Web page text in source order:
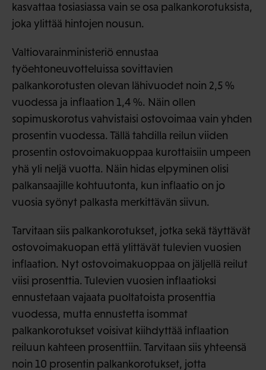
kasvattaa tosiasiassa vain se osa palkankorotuksista,
joka ylittää hintojen nousun.
Valtiovarainministeriö ennustaa
työehtoneuvotteluissa sovittavien
palkankorotusten olevan lähivuodet noin 2,5 %
vuodessa ja inflaation 1,4 %. Näin ollen
sopimuskorotus vahvistaisi ostovoimaa vain yhden
prosentin vuodessa. Tällä tahdilla reilun viiden
prosentin ostovoimakuoppaa kurottaisiin umpeen
yhä yli neljä vuotta. Näin hidas elpyminen olisi
palkansaajille kohtuutonta, kun inflaatio on jo
vuosia syönyt palkasta merkittävän siivun.
Tarvitaan siis palkankorotukset, jotka sekä täyttävät
ostovoimakuopan että ylittävät tulevien vuosien
inflaation. Nyt ostovoimakuoppaa on jäljellä reilut
viisi prosenttia. Tulevien vuosien inflaatioksi
ennustetaan vajaata puoltatoista prosenttia
vuodessa, mutta ennustetta isommat
palkankorotukset voisivat kiihdyttää inflaation
reiluun kahteen prosenttiin. Tarvitaan siis yhteensä
noin 10 prosentin palkankorotukset, jotta